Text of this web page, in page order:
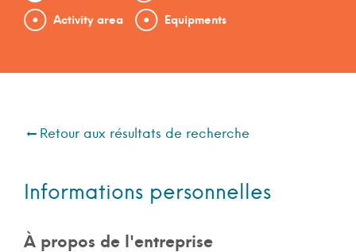
Activity area
Equipments
Retour aux résultats de recherche
Informations personnelles
À propos de l'entreprise